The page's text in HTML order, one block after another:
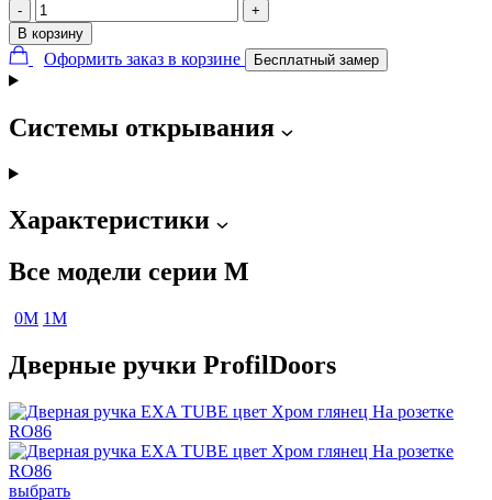
-
+
В корзину
Оформить заказ в корзине Бесплатный замер
Системы открывания
Характеристики
Все модели серии M
0M 1M
Дверные ручки ProfilDoors
выбрать